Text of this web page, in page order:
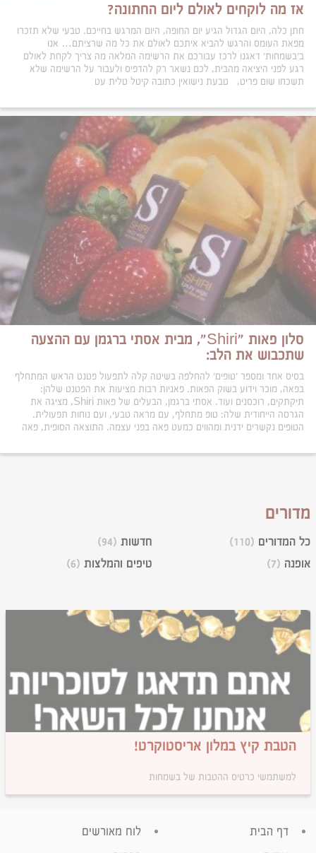
אז מה לוקחים לאולם ליום החתונה?
חתן כלה, היום הגדול הגיע יום החופה, היום המרגש בחייכם. טבעי שלא תזכרו
מפאת העומס והרגש להביא איתכם לאולם את כל מה שרציתם… אנו
ב'בשמחות' דאגנו לרכז עבורכם את הרשימה המלאה מה צריך לקחת לאולם
רגע לפני היציאה מהבית, לכם נשאר רק להדפיס ולעבור על הרשימה שלא
תשכחו שום פריט, טבעת נישואין כתובה קיטל טלית עט
סלון פאות "Shiri", מבית אסתי ברגמן עם ההצעה
שתכבוש את הלב:
בסיס אחד ומספר 'טופים' להחלפה בשיטה קלה לתפעול פטנט הראש המתחלף
בפאה, מוכר וידוע בשוק הפאות. פאניות רבות מציעות את הפטנט שלהן:
תיקתקים, רוכסנים ועוד. אסתי ברגמן, הבעלים של פאות Shiri, מציגה את
הגרסה הייחודית שלה: טופ מתחלף, עם מראה טבעי, ועם נוחות תפעולית.
הטופים נקשרים ידנית ומהווים כמעט פאה בפני עצמה. התוצאה הסופית, פאה
מדורים
כל המדורים (110)
אופנה (7)
חדשות (94)
טיפים והמלצות (6)
הטבת קיץ במלון אריסטוקרט!
למשתמשי כרטיס ההטבות של בשמחות
דף הבית
לוח מאורשים